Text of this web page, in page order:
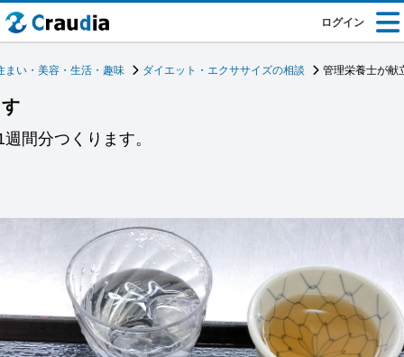
ログイン
まい・美容・生活・趣味 ダイエット・エクササイズの相談 管理栄養士が献
間分つくります。